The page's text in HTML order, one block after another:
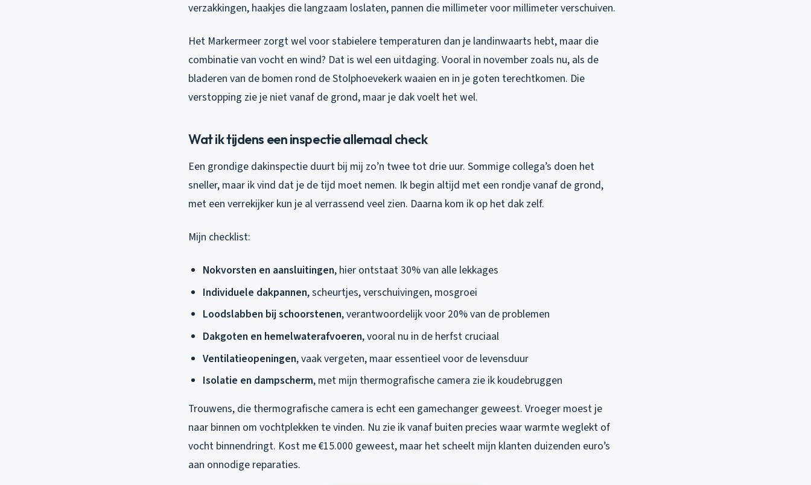
verzakkingen, haakjes die langzaam loslaten, pannen die millimeter voor millimeter verschuiven.
Het Markermeer zorgt wel voor stabielere temperaturen dan je landinwaarts hebt, maar die
combinatie van vocht en wind? Dat is wel een uitdaging. Vooral in november zoals nu, als de
bladeren van de bomen rond de Stolphoevekerk waaien en in je goten terechtkomen. Die
verstopping zie je niet vanaf de grond, maar je dak voelt het wel.
Wat ik tijdens een inspectie allemaal check
Een grondige dakinspectie duurt bij mij zo’n twee tot drie uur. Sommige collega’s doen het
sneller, maar ik vind dat je de tijd moet nemen. Ik begin altijd met een rondje vanaf de grond,
met een verrekijker kun je al verrassend veel zien. Daarna kom ik op het dak zelf.
Mijn checklist:
Nokvorsten en aansluitingen, hier ontstaat 30% van alle lekkages
Individuele dakpannen, scheurtjes, verschuivingen, mosgroei
Loodslabben bij schoorstenen, verantwoordelijk voor 20% van de problemen
Dakgoten en hemelwaterafvoeren, vooral nu in de herfst cruciaal
Ventilatieopeningen, vaak vergeten, maar essentieel voor de levensduur
Isolatie en dampscherm, met mijn thermografische camera zie ik koudebruggen
Trouwens, die thermografische camera is echt een gamechanger geweest. Vroeger moest je
naar binnen om vochtplekken te vinden. Nu zie ik vanaf buiten precies waar warmte weglekt of
vocht binnendringt. Kost me €15.000 geweest, maar het scheelt mijn klanten duizenden euro’s
aan onnodige reparaties.